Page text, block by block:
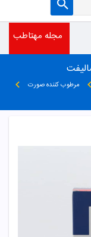
مجله مهتاطب
مرطوب کننده صورت